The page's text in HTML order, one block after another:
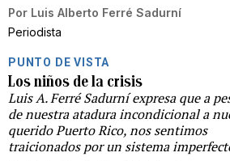
Por Luis Alberto Ferré Sadurní
Periodista
PUNTO DE VISTA
Los niños de la crisis
Luis A. Ferré Sadurní expresa que a
de nuestra atadura incondicional a
querido Puerto Rico, nos sentimos
traicionados por un sistema